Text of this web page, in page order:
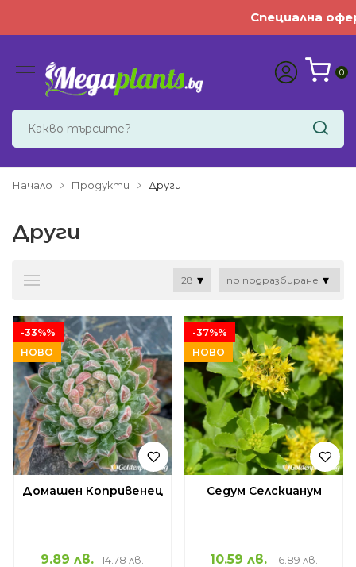
Специална оферта:
0
Начало Продукти Други
Други
-33%%
НОВО
Домашен Копривенец
9.89 лв.
14.78 лв.
-37%%
НОВО
Седум Селскианум
10.59 лв.
16.89 лв.